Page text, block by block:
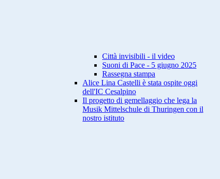
Città invisibili - il video
Suoni di Pace - 5 giugno 2025
Rassegna stampa
Alice Lina Castelli è stata ospite oggi
dell'IC Cesalpino
Il progetto di gemellaggio che lega la
Musik Mittelschule di Thuringen con il
nostro istituto